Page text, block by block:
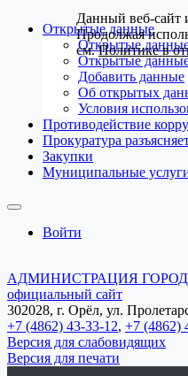
Открытые данные
Открытые
Открытые
Добавить данные
Об открытых
Условия
Противодействие
Прокуратура
Закупки
Муниципальные
Войти
АДМИНИСТРАЦИЯ
официальный сайт
302028, г. Орёл, ул.
+7 (4862) 43-33-12, +7 (4862)
Версия для слабовидящих
Версия для печати
Данный веб-сайт
Продолжая
см.Политике в